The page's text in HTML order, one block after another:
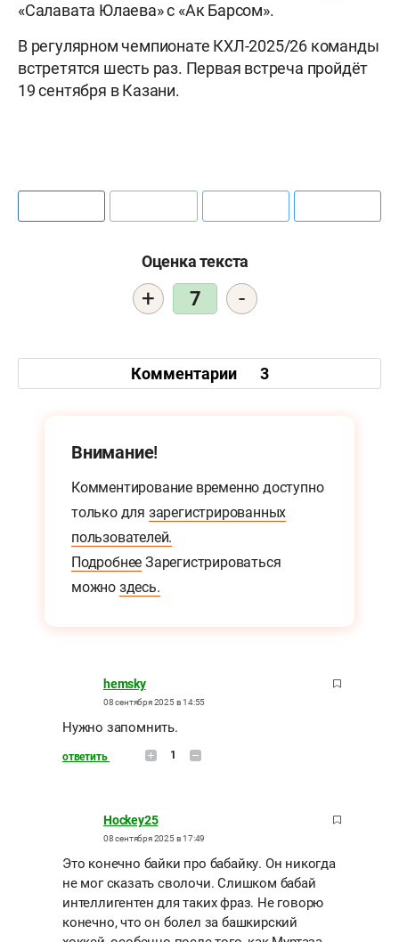
«Салавата Юлаева» с «Ак Барсом».
В регулярном чемпионате КХЛ-2025/26 команды
встретятся шесть раз. Первая встреча пройдёт
19 сентября в Казани.
Оценка текста
+ 7 -
Комментарии 3
Внимание!
Комментирование временно доступно
только для зарегистрированных
пользователей.
Подробнее Зарегистрироваться
можно здесь.
hemsky
08 сентября 2025 в 14:55
Нужно запомнить.
ответить 1
Hockey25
08 сентября 2025 в 17:49
Это конечно байки про бабайку. Он никогда
не мог сказать сволочи. Слишком бабай
интеллигентен для таких фраз. Не говорю
конечно, что он болел за башкирский